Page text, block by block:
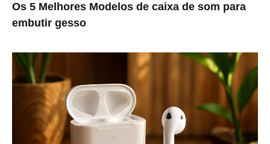
Os 5 Melhores Modelos de caixa de som para
embutir gesso